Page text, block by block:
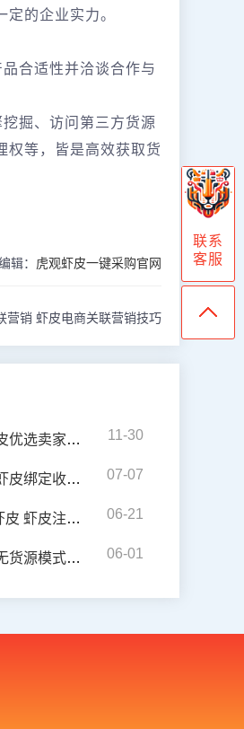
的企业实力。
合适性并洽谈合作与
掘、访问第三方货源
权等，皆是高效获取货
辑： 虎观虾皮一键采购官网
营销 虾皮电商关联营销技巧
家评选标准 11-30
账户怎么操作 07-07
册如何填写 06-21
优势有哪些 06-01
联系
客服